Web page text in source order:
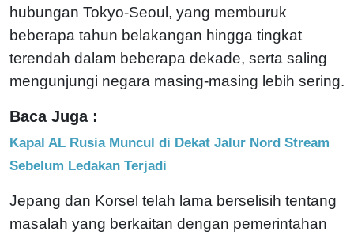
hubungan Tokyo-Seoul, yang memburuk
beberapa tahun belakangan hingga tingkat
terendah dalam beberapa dekade, serta saling
mengunjungi negara masing-masing lebih sering.
Baca Juga :
Kapal AL Rusia Muncul di Dekat Jalur Nord Stream
Sebelum Ledakan Terjadi
Jepang dan Korsel telah lama berselisih tentang
masalah yang berkaitan dengan pemerintahan